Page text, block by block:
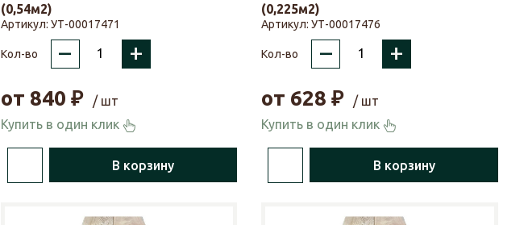
(0,54м2)
Артикул: УТ-00017471
Кол-во – +
от 840 ₽
/ шт
Купить в один клик
В корзину
(0,225м2)
Артикул:УТ-00017476
Кол-во – +
от 628 ₽
/ шт
Купить в один клик
В корзину